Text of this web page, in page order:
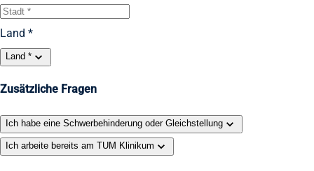
Land *
Land *
Zusätzliche Fragen
Ich habe eine Schwerbehinderung oder Gleichstellung
Ich arbeite bereits am TUM Klinikum